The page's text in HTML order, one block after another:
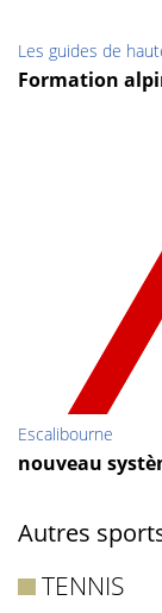
Les guides de
Formation
Escalibourne
nouveau
Autres
TENNIS